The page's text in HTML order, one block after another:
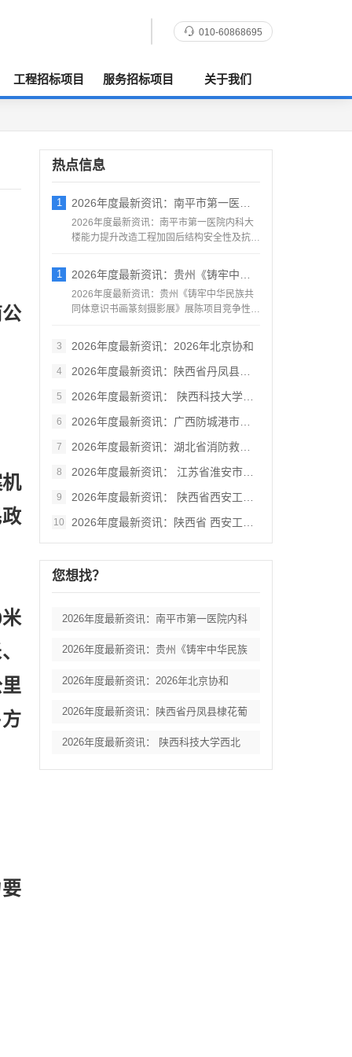
010-60868695
工程招标项目 服务招标项目 关于我们
热点信息
1 2026年度最新资讯：南平市第一医院内科
2026年度最新资讯：南平市第一医院内科大
楼能力提升改造工程加固后结构安全性及抗震
1 2026年度最新资讯：贵州《铸牢中华民族
2026年度最新资讯：贵州《铸牢中华民族共
同体意识书画篆刻摄影展》展陈项目竞争性磋
3
2026年度最新资讯：2026年北京协和
4 2026年度最新资讯：陕西省丹凤县棣花葡
5 2026年度最新资讯： 陕西科技大学西北
6 2026年度最新资讯：广西防城港市港口区
7 2026年度最新资讯：湖北省消防救援总队
8 2026年度最新资讯： 江苏省淮安市妇女
9 2026年度最新资讯： 陕西省西安工业大
10 2026年度最新资讯：陕西省 西安工业大
您想找？
2026年度最新资讯：南平市第一医院内科
2026年度最新资讯：贵州《铸牢中华民族
2026年度最新资讯：2026年北京协和
2026年度最新资讯：陕西省丹凤县棣花葡
2026年度最新资讯： 陕西科技大学西北